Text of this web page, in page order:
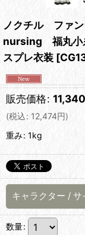
ノクチル ファ
nursing 福丸
スプレ衣装 [
販売価格: 11,340
(税込: 12,474円)
重み: 1kg
キャラクター / サ
数量: